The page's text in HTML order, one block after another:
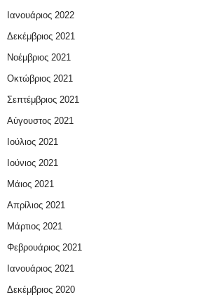
Ιανουάριος 2022
Δεκέμβριος 2021
Νοέμβριος 2021
Οκτώβριος 2021
Σεπτέμβριος 2021
Αύγουστος 2021
Ιούλιος 2021
Ιούνιος 2021
Μάιος 2021
Απρίλιος 2021
Μάρτιος 2021
Φεβρουάριος 2021
Ιανουάριος 2021
Δεκέμβριος 2020